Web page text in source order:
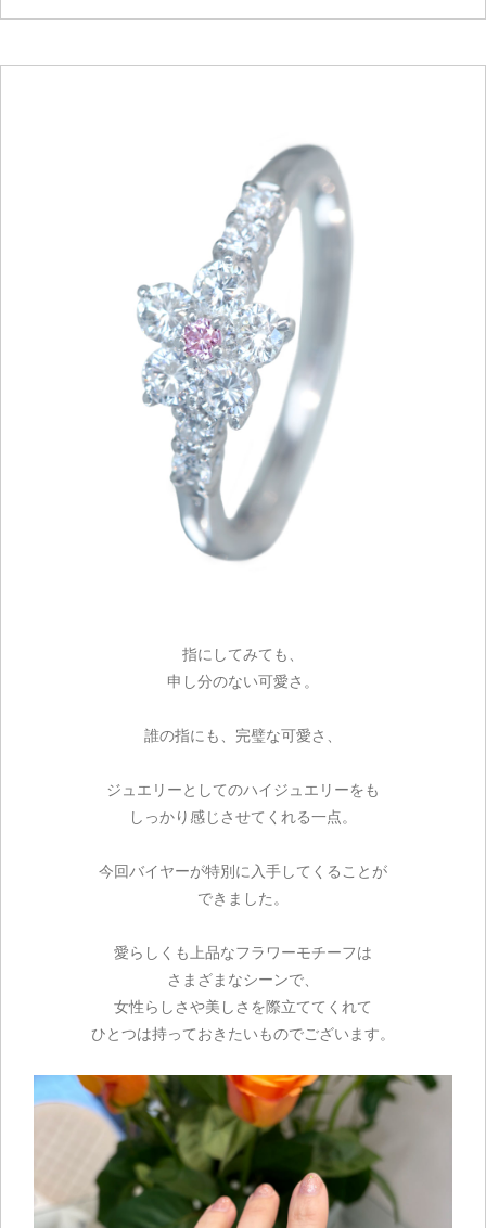
指にしてみても、
申し分のない可愛さ。
誰の指にも、完璧な可愛さ、
ジュエリーとしてのハイジュエリーをも
しっかり感じさせてくれる一点。
今回バイヤーが特別に入手してくることが
できました。
愛らしくも上品なフラワーモチーフは
さまざまなシーンで、
女性らしさや美しさを際立ててくれて
ひとつは持っておきたいものでございます。